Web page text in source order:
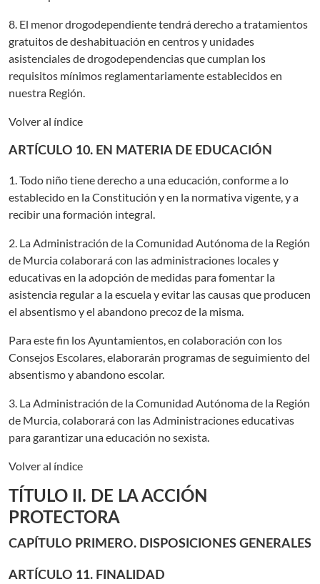
8. El menor drogodependiente tendrá derecho a tratamientos
gratuitos de deshabituación en centros y unidades
asistenciales de drogodependencias que cumplan los
requisitos mínimos reglamentariamente establecidos en
nuestra Región.
Volver al índice
ARTÍCULO 10. EN MATERIA DE EDUCACIÓN
1. Todo niño tiene derecho a una educación, conforme a lo
establecido en la Constitución y en la normativa vigente, y a
recibir una formación integral.
2. La Administración de la Comunidad Autónoma de la Región
de Murcia colaborará con las administraciones locales y
educativas en la adopción de medidas para fomentar la
asistencia regular a la escuela y evitar las causas que producen
el absentismo y el abandono precoz de la misma.
Para este fin los Ayuntamientos, en colaboración con los
Consejos Escolares, elaborarán programas de seguimiento del
absentismo y abandono escolar.
3. La Administración de la Comunidad Autónoma de la Región
de Murcia, colaborará con las Administraciones educativas
para garantizar una educación no sexista.
Volver al índice
TÍTULO II. DE LA ACCIÓN
PROTECTORA
CAPÍTULO PRIMERO. DISPOSICIONES GENERALES
ARTÍCULO 11. FINALIDAD